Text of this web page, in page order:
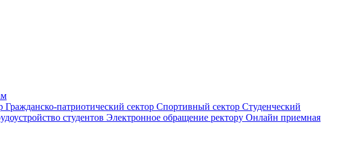
Гражданско-патриотический сектор Спортивный сектор Студенческий
студентов Электронное обращение ректору Онлайн приемная